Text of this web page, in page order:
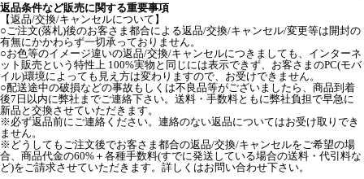
返品条件など販売に関する重要事項
【返品/交換/キャンセルについて】
○ご注文(落札)後のお客さま都合による返品/交換/キャンセル/変更等は開封の
有無にかかわらず一切承っておりません。
○お色等のイメージ違いの返品/交換/キャンセルにつきましても、インターネ
ット販売という特性上 100%実物と同じには表示できず、お客さまのPC(モバ
イル)環境によっても見え方は変わりますので、お受けできません。
○配送途中の破損などの事故もしくは不良品等がございましたら、商品到着
後7日以内に弊社までご連絡下さい。送料・手数料ともに弊社負担で早急に
新品と交換させていただきます。
※必ず返品前にご連絡ください。連絡のない返品についてはお受け取りでき
ません。
※どうしてもご注文後でお客さま都合の返品/交換/キャンセルをご希望の場
合、商品代金の60%＋各種手数料(すでに発送している場合の送料・代引料な
ど)をご請求させていただきます。詳しくはお問い合わせ下さい。